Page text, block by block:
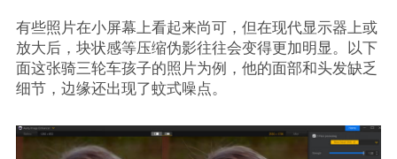
有些照片在小屏幕上看起来尚可，但在现代显示器上或
放大后，块状感等压缩伪影往往会变得更加明显。以下
面这张骑三轮车孩子的照片为例，他的面部和头发缺乏
细节，边缘还出现了蚊式噪点。